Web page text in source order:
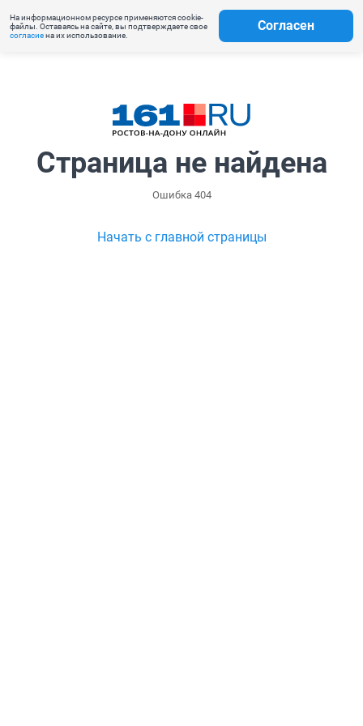
На информационном ресурсе применяются cookie-
файлы. Оставаясь на сайте, вы подтверждаете свое
согласиена их использование.
Согласен
Страница не найдена
Ошибка 404
Начать с главной страницы